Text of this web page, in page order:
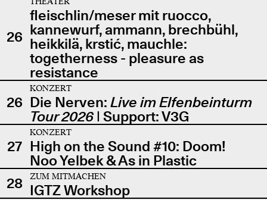
26
fleischlin/meser mit ruocco,
kannewurf, ammann, brechbühl,
heikkilä, krstić, mauchle:
togetherness - pleasure as
resistance
26
KONZERT
Die Nerven: Live im Elfenbeinturm
Tour 2026| Support: V3G
27
KONZERT
High on the Sound #10: Doom!
Noo Yelbek & As in Plastic
28
ZUM MITMACHEN
IGTZ Workshop